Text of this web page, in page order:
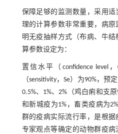
保障足够的监测数量，采用
理的计算参数非常重要，病
明无疫抽样方式（布病、牛
算参数设定为：
置信水平（confidence level
（sensitivity，Se）为90%，预
0.5%、1%、2%（鸡白痢和支
和新城疫为1%，畜类疫病为
群的疫病实际流行率，是根据
专家观点等确定的动物群疫